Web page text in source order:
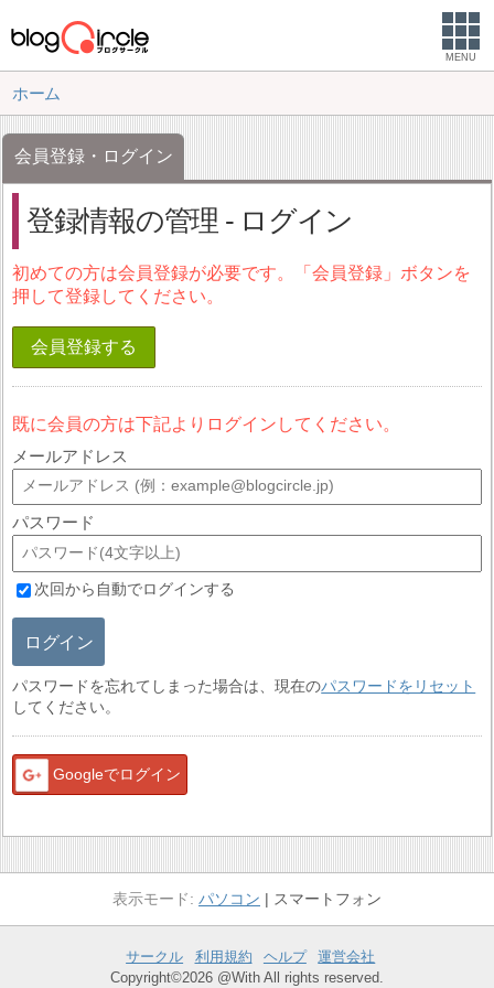
MENU
ホーム
会員登録・ログイン
登録情報の管理 - ログイン
初めての方は会員登録が必要です。「会員登録」ボタンを
押して登録してください。
会員登録する
既に会員の方は下記よりログインしてください。
メールアドレス
パスワード
次回から自動でログインする
ログイン
パスワードを忘れてしまった場合は、現在のパスワードをリセット
してください。
Googleでログイン
パソコン スマートフォン
サークル 利用規約 ヘルプ
運営会社
Copyright©2026 @With All rights reserved.